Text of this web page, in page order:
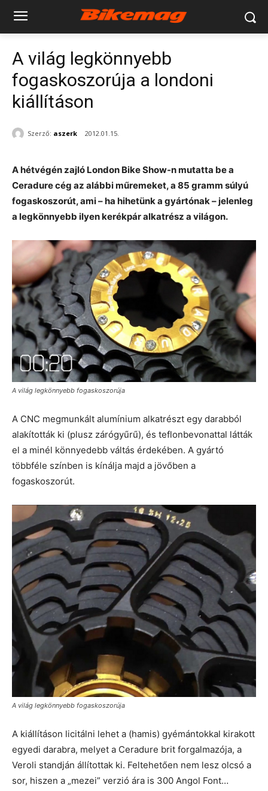
A világ legkönnyebb
fogaskoszorúja a londoni
kiállításon
Szerző: aszerk 2012.01.15.
A hétvégén zajló London Bike Show-n mutatta be a
Ceradure cég az alábbi műremeket, a 85 gramm súlyú
fogaskoszorút, ami – ha hihetünk a gyártónak – jelenleg
a legkönnyebb ilyen kerékpár alkatrész a világon.
A világ legkönnyebb fogaskoszorúja
A CNC megmunkált alumínium alkatrészt egy darabból
alakították ki (plusz zárógyűrű), és teflonbevonattal látták
el a minél könnyedebb váltás érdekében. A gyártó
többféle színben is kínálja majd a jövőben a
fogaskoszorút.
A világ legkönnyebb fogaskoszorúja
A kiállításon licitálni lehet a (hamis) gyémántokkal kirakott
egyedi darabra, melyet a Ceradure brit forgalmazója, a
Veroli standján állítottak ki. Feltehetően nem lesz olcsó a
sor, hiszen a „mezei” verzió ára is 300 Angol Font…